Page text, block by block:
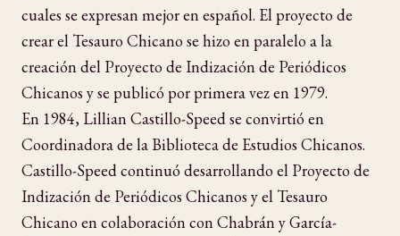
cuales se expresan mejor en español. El proyecto de
crear el Tesauro Chicano se hizo en paralelo a la
creación del Proyecto de Indización de Periódicos
Chicanos y se publicó por primera vez en 1979.
En 1984, Lillian Castillo-Speed se convirtió en
Coordinadora de la Biblioteca de Estudios Chicanos.
Castillo-Speed continuó desarrollando el Proyecto de
Indización de Periódicos Chicanos y el Tesauro
Chicano en colaboración con Chabrán y García-